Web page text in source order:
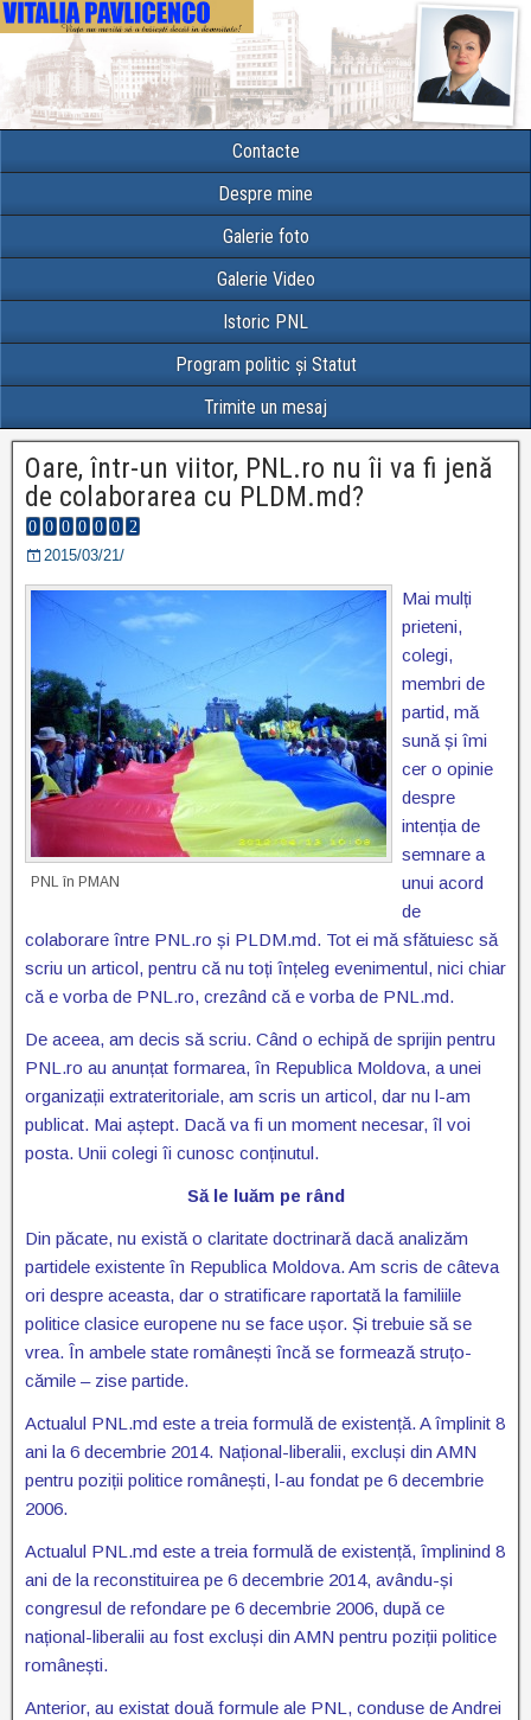
Contacte
Despre mine
Galerie foto
Galerie Video
Istoric PNL
Program politic și Statut
Trimite un mesaj
Oare, într-un viitor, PNL.ro nu îi va fi jenă
de colaborarea cu PLDM.md?
2015/03/21/
PNL în PMAN
Mai mulți
prieteni,
colegi,
membri de
partid, mă
sună și îmi
cer o opinie
despre
intenția de
semnare a
unui acord
de
colaborare între PNL.ro și PLDM.md. Tot ei mă sfătuiesc să
scriu un articol, pentru că nu toți înțeleg evenimentul, nici chiar
că e vorba de PNL.ro, crezând că e vorba de PNL.md.
De aceea, am decis să scriu. Când o echipă de sprijin pentru
PNL.ro au anunțat formarea, în Republica Moldova, a unei
organizații extrateritoriale, am scris un articol, dar nu l-am
publicat. Mai aștept. Dacă va fi un moment necesar, îl voi
posta. Unii colegi îi cunosc conținutul.
Să le luăm pe rând
Din păcate, nu există o claritate doctrinară dacă analizăm
partidele existente în Republica Moldova. Am scris de câteva
ori despre aceasta, dar o stratificare raportată la familiile
politice clasice europene nu se face ușor. Și trebuie să se
vrea. În ambele state românești încă se formează struțo-
cămile – zise partide.
Actualul PNL.md este a treia formulă de existență. A împlinit 8
ani la 6 decembrie 2014. Național-liberalii, excluși din AMN
pentru poziții politice românești, l-au fondat pe 6 decembrie
2006.
Actualul PNL.md este a treia formulă de existență, împlinind 8
ani de la reconstituirea pe 6 decembrie 2014, avându-și
congresul de refondare pe 6 decembrie 2006, după ce
național-liberalii au fost excluși din AMN pentru poziții politice
românești.
Anterior, au existat două formule ale PNL, conduse de Andrei